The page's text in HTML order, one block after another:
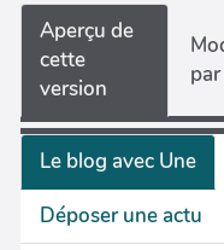
Aperçu de
cette
version